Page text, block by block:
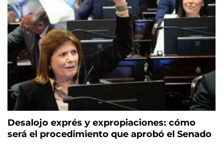
Desalojo exprés y expropiaciones: cómo
será el procedimiento que aprobó el Senado